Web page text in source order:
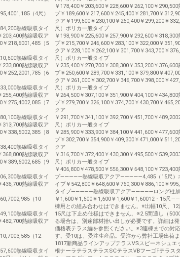
（4尺）
熱線吸収タイ
203,400熱線吸収ア
￥218,6001,485（5
熱線吸収タイ
233,800熱線吸収ア
￥252,2001,785（6
熱線吸収タイ
255,400熱線吸収ア
￥275,4002,085（7
熱線吸収タイ
313,700熱線吸収ア
￥338,5002,385（8
熱線吸収タイ
368,800熱線吸収ア
￥389,6002,685（9
熱線吸収タイ
436,700熱線吸収ア
（10
熱線吸収タイ
482,700熱線吸収ア
（12
熱線吸収タイ
￥178,400￥203,600￥228,600￥262,100￥290,500
プ￥189,600￥217,600￥245,400￥281,700￥
クア￥199,600￥230,100￥260,400￥299,200￥
尺）ポリカ一般タイプ
￥198,900￥225,600￥257,900￥292,600￥318,300
プ￥215,700￥246,600￥283,100￥322,000￥
クア￥228,100￥262,100￥301,700￥343,700￥
尺）ポリカ一般タイプ
￥235,400￥270,700￥308,300￥353,200￥376,600
プ￥250,600￥289,700￥331,100￥379,800￥
クア￥261,000￥302,700￥346,700￥398,000￥
尺）ポリカ一般タイプ
￥264,500￥307,100￥351,900￥404,100￥434,800
プ￥279,700￥326,100￥374,700￥430,700￥
クア
￥291,700￥341,100￥392,700￥451,700￥
尺）ポリカ一般タイプ
￥285,900￥333,900￥384,100￥441,600￥477,600
プ￥302,700￥354,900￥409,300￥471,000￥
クア
￥316,700￥372,400￥430,300￥495,500￥
尺）ポリカ一般タイプ
￥406,800￥478,500￥556,300￥648,100￥723,400
プ―――――熱線吸収アクア―――――4,485（15尺）
イプ￥542,800￥648,600￥760,300￥886,100￥
タイプ―――――熱線吸収アクア―――――ロング柱加
￥1,600￥1,600￥1,600￥1,600￥1,60012・15尺
棟用との組み合わせはできません。※出幅10尺、12
15尺は下止め仕様はできません。※2.5間通し（
る場合は、別途部材拾い出しが必要です。詳細は
価格表テラス編を参照ください。※3連棟までの対
す。受10は、受注生産品。受注から弊社工場出荷ま
1817新商品ラインアップテラスVSスピーネシュエ
根ナーラテラステラスSCテラスVBフーゴFテラス